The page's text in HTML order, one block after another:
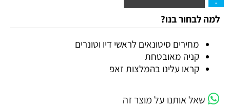
למה לבחור בנו?
מחירים סיטונאים לראשי דיו וטונרים
קניה מאובטחת
קראו עלינו בהמלצות זאפ
שאל אותנו על מוצר זה